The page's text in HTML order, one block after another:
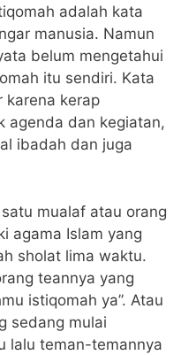
adalah kata
manusia. Namun
belum mengetahui
itu sendiri. Kata
karena kerap
agenda dan kegiatan,
ibadah dan juga
mualaf atau orang
agama Islam yang
sholat lima waktu.
teannya yang
istiqomah ya”. Atau
sedang mulai
lalu teman-temannya